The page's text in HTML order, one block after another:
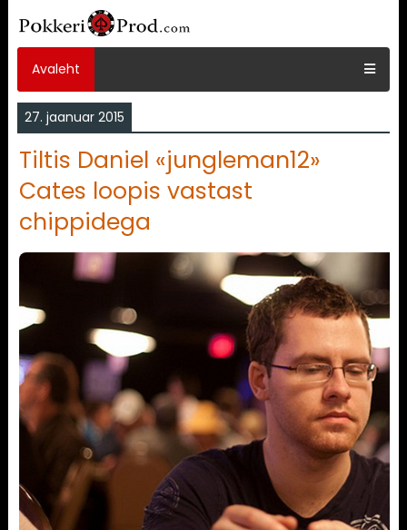
Avaleht
27. jaanuar 2015
Tiltis Daniel «jungleman12»
Cates loopis vastast
chippidega